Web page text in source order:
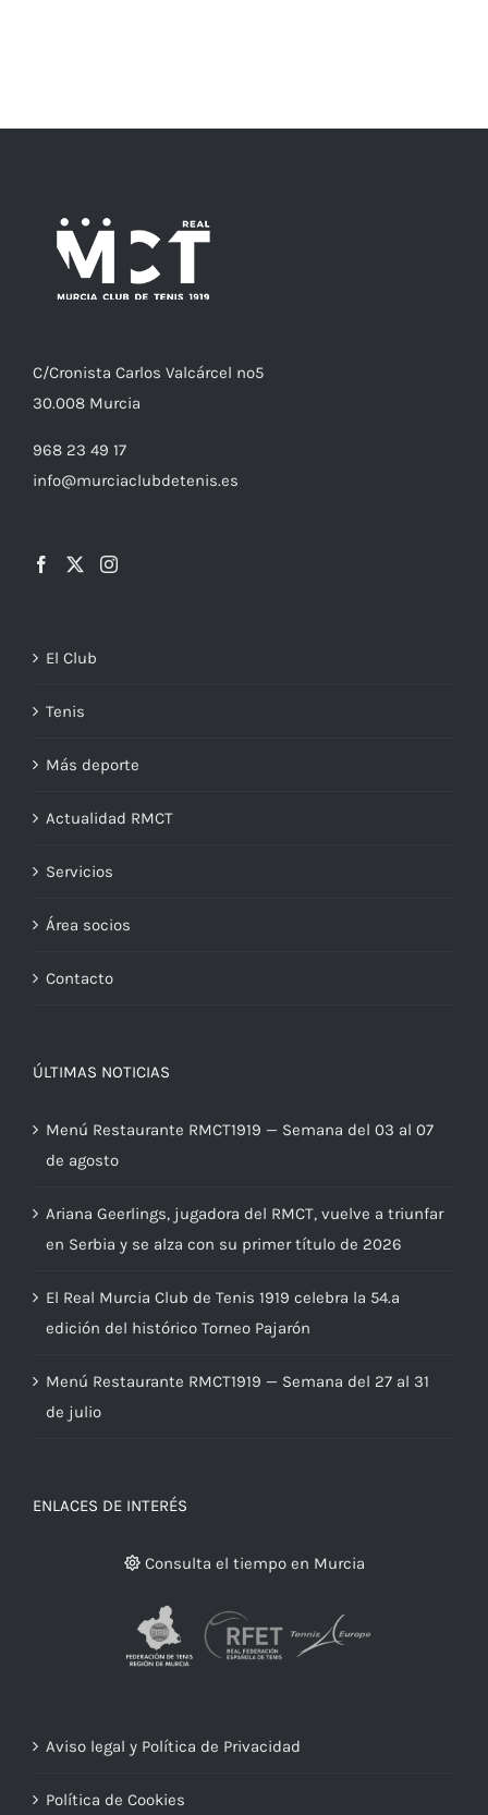
C/Cronista Carlos Valcárcel nº5
30.008 Murcia
968 23 49 17
info@murciaclubdetenis.es
El Club
Tenis
Más deporte
Actualidad RMCT
Servicios
Área socios
Contacto
ÚLTIMAS NOTICIAS
Menú Restaurante RMCT1919 — Semana del 03 al 07
de agosto
Ariana Geerlings, jugadora del RMCT, vuelve a triunfar
en Serbia y se alza con su primer título de 2026
El Real Murcia Club de Tenis 1919 celebra la 54.ª
edición del histórico Torneo Pajarón
Menú Restaurante RMCT1919 — Semana del 27 al 31
de julio
ENLACES DE INTERÉS
Consulta el tiempo en Murcia
Aviso legal y Política de Privacidad
Política de Cookies